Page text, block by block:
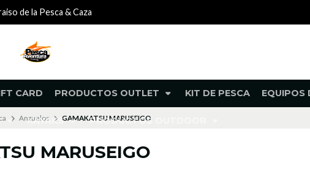
CARD PRODUCTOS OUTLET KIT DE PESCA EQUIPOS
KAYAKS PRODUCTOS OUTDOOR
de la Pesca & Caza
Anzuelos GAMAKATSU MARUSEIGO
MARUSEIGO